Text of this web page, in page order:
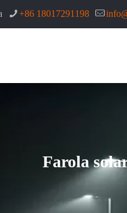
+86 18017291198
Farola